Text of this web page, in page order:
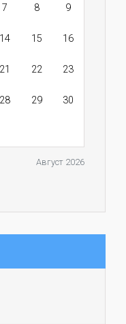
Август 2026
7 8 9
14 15 16
21 22 23
28 29 30